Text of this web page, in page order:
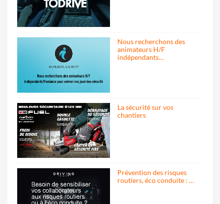
Nous recherchons des
animateurs H/F
indépendants…
La sécurité sur vos
chantiers
Prévention des risques
routiers, éco conduite : …